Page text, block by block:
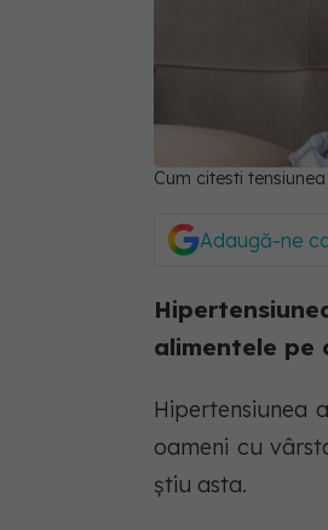
Cum citesti
Adaugă-ne
alimentele pe
Hipertensiunea
oameni cu
știu asta.